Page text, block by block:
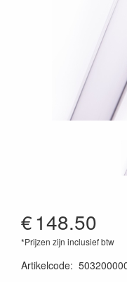
€148.50
*Prijzen zijn inclusief btw
Artikelcode: